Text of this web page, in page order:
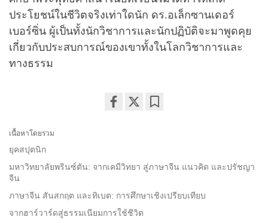
ประโยชน์ในชีวิตจริงเท่าใดนัก ดร.อเล็กซานเดอร์
เบอร์ซิ่น ผู้เป็นทั้งนักวิชาการและนักปฏิบัติจะมาพูดคุย
เกี่ยวกับประสบการณ์ของเขาทั้งในโลกวิชาการและ
ทางธรรม
เนื้อหาโดยรวม
ยุคสปุตนิก
มหาวิทยาลัยพรินซ์ตัน: จากเคมีวิทยา สู่ภาษาจีน แนวคิด และปรัชญา
จีน
ภาษาจีน สันสกฤต และทิเบต: การศึกษาเชิงเปรียบเทียบ
จากฮาร์วาร์ดสู่ธรรมเนียมการใช้ชีวิต